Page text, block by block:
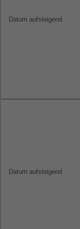
Datum aufsteigend
Datum aufsteigend